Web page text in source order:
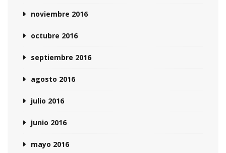
noviembre 2016
octubre 2016
septiembre 2016
agosto 2016
julio 2016
junio 2016
mayo 2016